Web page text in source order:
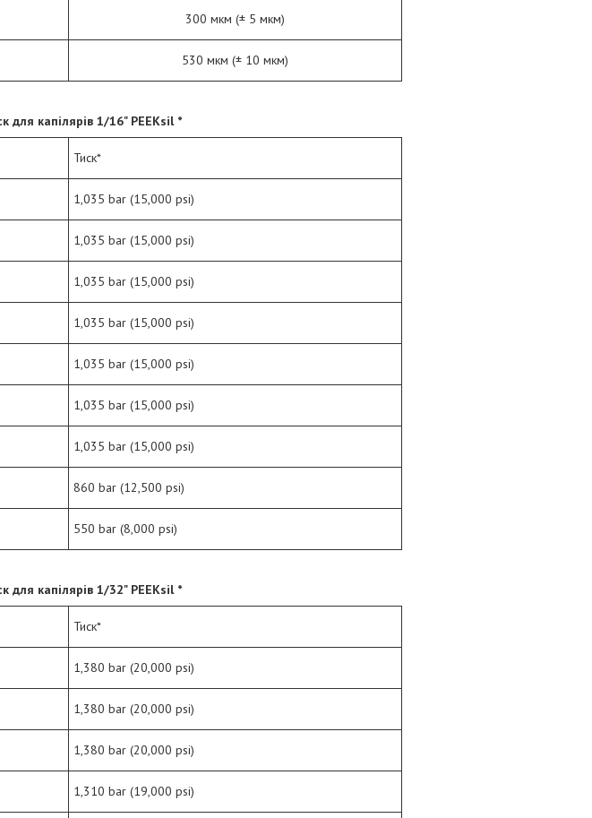
300 мкм (± 5 мкм)
530 мкм (± 10 мкм)
для капілярів 1/16" PEEKsil *
Тиск*
1,035 bar (15,000 psi)
1,035 bar (15,000 psi)
1,035 bar (15,000 psi)
1,035 bar (15,000 psi)
1,035 bar (15,000 psi)
1,035 bar (15,000 psi)
1,035 bar (15,000 psi)
860 bar (12,500 psi)
550 bar (8,000 psi)
для капілярів 1/32" PEEKsil *
Тиск*
1,380 bar (20,000 psi)
1,380 bar (20,000 psi)
1,380 bar (20,000 psi)
1,310 bar (19,000 psi)